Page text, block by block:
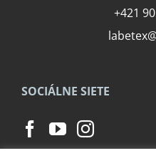
+421
SOCIÁLNE SIETE